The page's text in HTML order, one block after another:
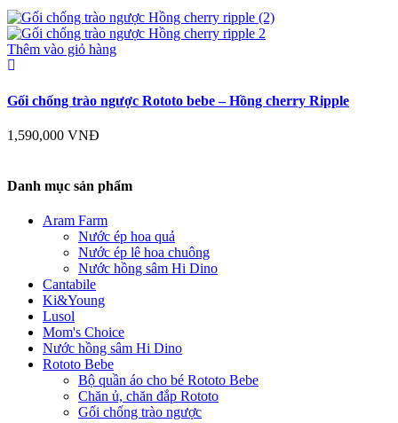
Thêm vào giỏ hàng
Gối chống trào ngược Rototo bebe – Hồng cherry Ripple
1,590,000 VNĐ
Danh mục sản phẩm
Aram Farm
Nước ép hoa quả
Nước ép lê hoa chuông
Nước hồng sâm Hi Dino
Cantabile
Ki&Young
Lusol
Mom's Choice
Nước hồng sâm Hi Dino
Rototo Bebe
Bộ quần áo cho bé Rototo Bebe
Chăn ủ, chăn đắp Rototo
Gối chống trào ngược